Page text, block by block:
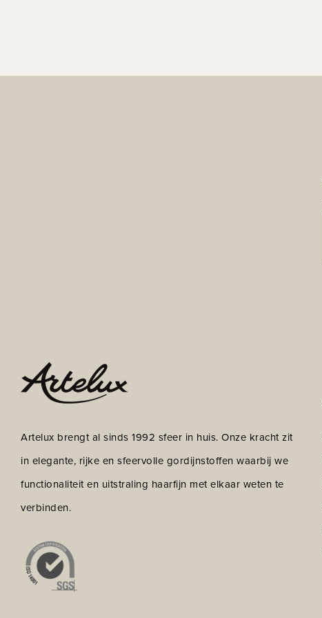
Artelux brengt al sinds 1992 sfeer in huis. Onze kracht zit
in elegante, rijke en sfeervolle gordijnstoffen waarbij we
functionaliteit en uitstraling haarfijn met elkaar weten te
verbinden.